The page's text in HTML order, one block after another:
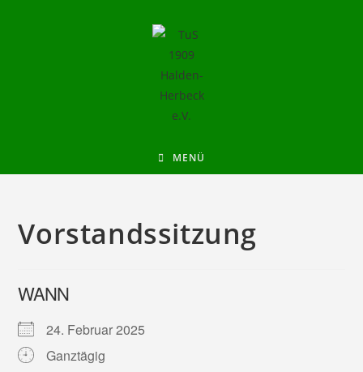
MENÜ
Vorstandssitzung
WANN
24. Februar 2025
Ganztägig